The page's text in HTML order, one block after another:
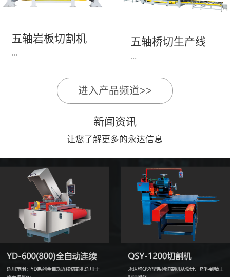
陶瓷人造石进行直边斜
边修边倒角并开槽。
稳、可靠。3、前后刀
切割，带去毛刺倒角功
面，不崩边。4、大板
平稳输送进出，切割加
工与上下板分开，便
捷，高效。5、19”显示
屏，按钮、遥杆集成面
板，操作快速、简便。
五轴岩板切割机
...
1、简单易学的编程软
学。2、操作系统简单
易用；采用进口伺服、
稳、可靠。3、前后刀
切割，带去毛刺倒角功
能，不伤石材、瓷砖表
面，不崩边。4、大板
平稳输送进出，切割加
工与上下板分开，便
捷，高效。5、19”显示
屏，按钮、遥杆集成面
五轴桥切生产线
...
》》五轴桥切高配型
桥切（含输送板材平
台）
进入产品频道>>
新闻资讯
让您了解更多的永达信息